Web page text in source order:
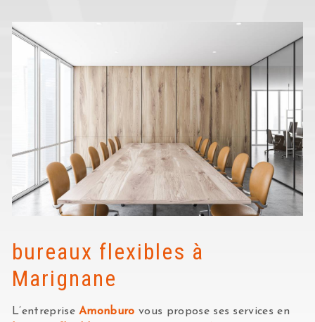
bureaux flexibles à
Marignane
L’entrepriseAmonburo vous propose ses services en